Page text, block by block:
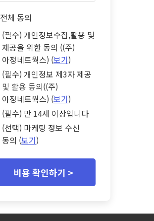
전체 동의
(필수) 개인정보수집,활용 및
제공을 위한 동의 ((주)
아정네트웍스) (보기)
(필수) 개인정보 제3자 제공
및 활용 동의((주)
아정네트웍스) (보기)
(필수) 만 14세 이상입니다
(선택) 마케팅 정보 수신
동의 (보기)
비용 확인하기 >